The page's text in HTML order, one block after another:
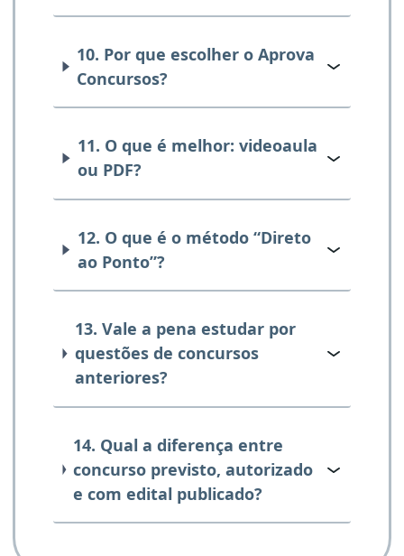
10. Por que escolher o Aprova
Concursos?
11. O que é melhor: videoaula
ou PDF?
12. O que é o método “Direto
ao Ponto”?
13. Vale a pena estudar por
questões de concursos
anteriores?
14. Qual a diferença entre
concurso previsto, autorizado
e com edital publicado?